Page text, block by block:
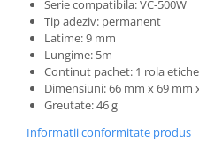
Serie compatibila: VC-500W
Tip adeziv: permanent
Latime: 9 mm
Lungime: 5m
Continut pachet: 1 rola
Dimensiuni: 66 mm x 69 mm
Greutate: 46 g
Informatii conformitate produs